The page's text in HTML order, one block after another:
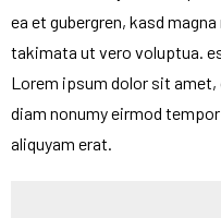
ea et gubergren, kasd
takimata ut vero voluptua.
Lorem ipsum dolor sit
diam nonumy eirmod
aliquyam erat.